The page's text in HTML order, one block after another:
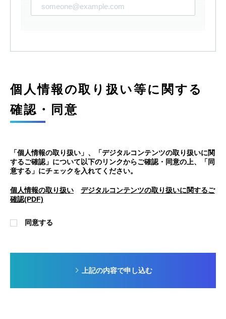
個人情報の取り扱い等に関する
確認・同意
「個人情報の取り扱い」、「デジタルコンテンツの取り扱いに関
するご確認」について以下のリンクからご確認・同意の上、「同
意する」にチェックを入れてください。
個人情報の取り扱い
デジタルコンテンツの取り扱いに関するご
確認(PDF)
同意する
上記の内容で申し込む